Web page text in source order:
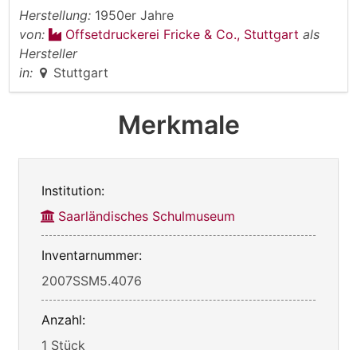
Herstellung: 1950er Jahre
von:
Offsetdruckerei Fricke & Co., Stuttgart als
Hersteller
in:
Stuttgart
Merkmale
Institution:
Saarländisches Schulmuseum
Inventarnummer:
2007SSM5.4076
Anzahl:
1 Stück